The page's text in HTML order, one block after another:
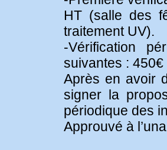
HT (salle des
traitement UV).
-Vérification
suivantes : 450€
Après en avoir
signer la
périodique des
Approuvé à